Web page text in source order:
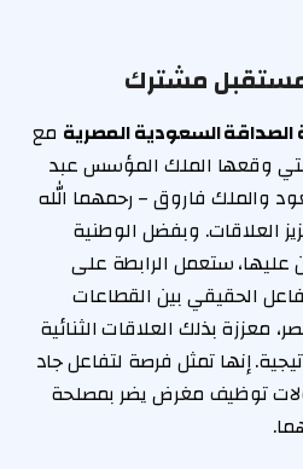
مستقبل مشترك
الصداقة السعودية المصرية مع
لمعاهدة 1926 التي وقعها الملك المؤسس عبد
والملك فاروق – رحمهما الله
العلاقات. وبفضل الوطنية
عليها، ستعمل الرابطة على
الحقيقي بين القطاعات
معززة بذلك العلاقات الثنائية
إنها تمثل فرصة لتفاعل جاد
توظيف مغرض يضر بمصلحة